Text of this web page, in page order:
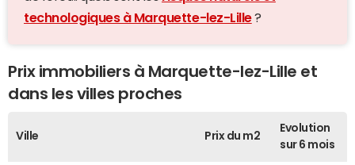
technologiques à Marquette-lez-Lille?
Prix immobiliers à Marquette-lez-Lille et
dans les villes proches
Ville Prix du m2
Evolution
sur 6 mois